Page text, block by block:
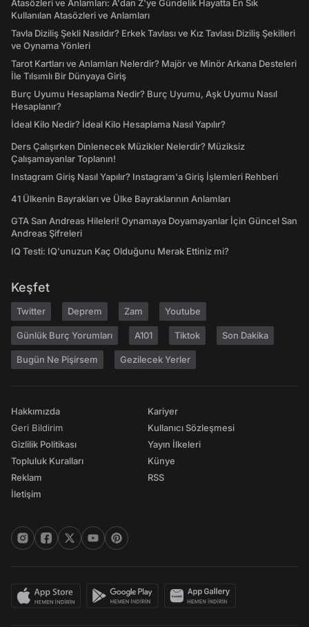
Atasözleri ve Anlamları: A'dan Z'ye Gündelik Hayatta En Sık
Kullanılan Atasözleri ve Anlamları
Tavla Diziliş Şekli Nasıldır? Erkek Tavlası ve Kız Tavlası Diziliş Şekilleri
ve Oynama Yönleri
Tarot Kartları ve Anlamları Nelerdir? Majör ve Minör Arkana Desteleri
İle Tılsımlı Bir Dünyaya Giriş
Burç Uyumu Hesaplama Nedir? Burç Uyumu, Aşk Uyumu Nasıl
Hesaplanır?
İdeal Kilo Nedir? İdeal Kilo Hesaplama Nasıl Yapılır?
Ders Çalışırken Dinlenecek Müzikler Nelerdir? Müziksiz
Çalışamayanlar Toplanın!
Instagram Giriş Nasıl Yapılır? Instagram'a Giriş İşlemleri Rehberi
41 Ülkenin Bayrakları ve Ülke Bayraklarının Anlamları
GTA San Andreas Hileleri! Oynamaya Doyamayanlar İçin Güncel San
Andreas Şifreleri
IQ Testi: IQ'unuzun Kaç Olduğunu Merak Ettiniz mi?
Keşfet
Twitter Deprem Zam Youtube
Günlük Burç Yorumları A101 Tiktok Son Dakika
Bugün Ne Pişirsem Gezilecek Yerler
Hakkımızda
Geri Bildirim
Gizlilik Politikası
Topluluk Kuralları
Reklam
İletişim
Kariyer
Kullanıcı Sözleşmesi
Yayın İlkeleri
Künye
RSS